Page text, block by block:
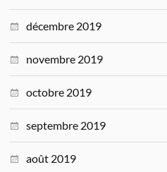
décembre 2019
novembre 2019
octobre 2019
septembre 2019
août 2019